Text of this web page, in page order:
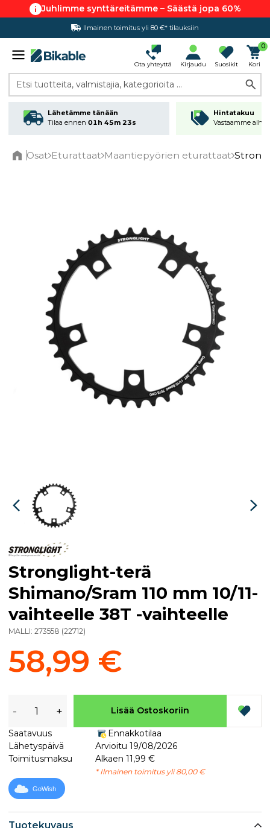
Juhlimme synttäreitämme – Säästä jopa 60%
Ilmainen toimitus yli 80 €* tilauksiin
Hintatakuu
Ota yhteyttä Kirjaudu Suosikit
0
Kori
Etsi tuotteita, valmistajia, kategorioita ...
Lähetämme tänään
Tilaa ennen 01h 45m 23s
Hintatakuu
Vastaamme
Osat Eturattaat Maantiepyörien eturattaat
Tuotekuvaus
Stronglight-terä
Shimano/Sram 110 mm 10/11-
vaihteelle 38T -vaihteelle
MALLI: 273558 (22712)
58,99 €
- + Lisää Ostoskoriin
Saatavuus
Ennakkotilaa
Lähetyspäivä
Arvioitu 19/08/2026
Toimitusmaksu
Alkaen 11,99 €
* Ilmainen toimitus yli 80,00 €
GoWish